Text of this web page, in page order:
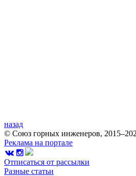
назад
© Союз горных инженеров,
Реклама на портале
Отписаться от рассылки
Разные статьи